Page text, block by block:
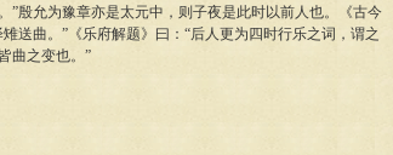
殷允为豫章亦是太元中，则子夜是此时以前人也。《古今
送曲。”《乐府解题》曰：“后人更为四时行乐之词，谓之
曲之变也。”